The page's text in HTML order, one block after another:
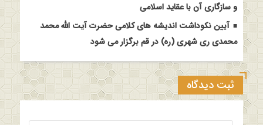
و سازگاری آن با عقاید اسلامی
آیین نکوداشت اندیشه های کلامی حضرت آیت الله محمد
محمدی ری شهری (ره) در قم برگزار می شود
ثبت دیدگاه